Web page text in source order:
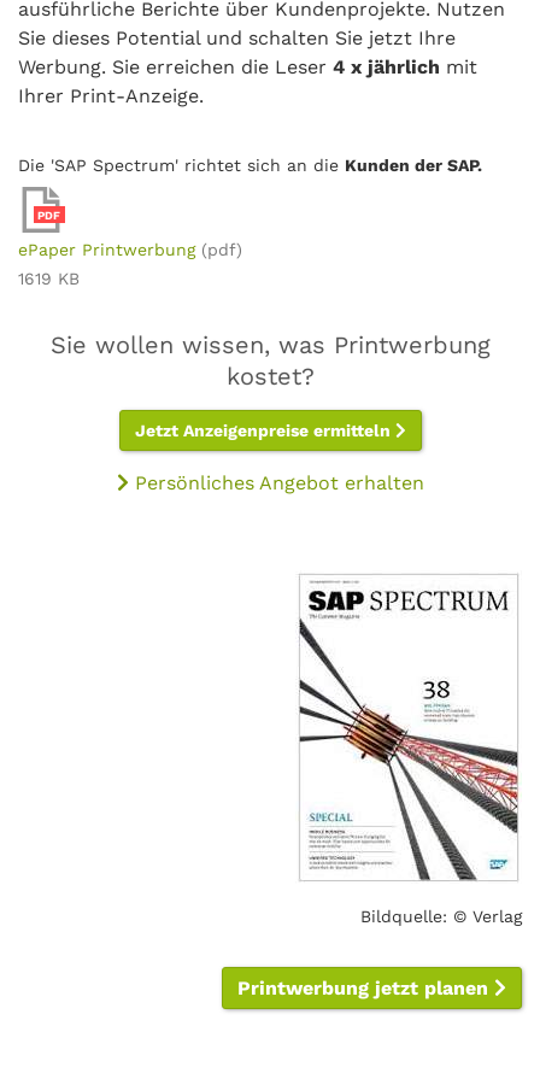
ausführliche Berichte über Kundenprojekte. Nutzen
Sie dieses Potential und schalten Sie jetzt Ihre
Werbung. Sie erreichen die Leser 4 x jährlich mit
Ihrer Print-Anzeige.
Die 'SAP Spectrum' richtet sich an die Kunden der SAP.
PDF
ePaper Printwerbung (pdf)
1619 KB
Sie wollen wissen, was Printwerbung
kostet?
Jetzt Anzeigenpreise ermitteln
Persönliches Angebot erhalten
Bildquelle: © Verlag
Printwerbung jetzt planen